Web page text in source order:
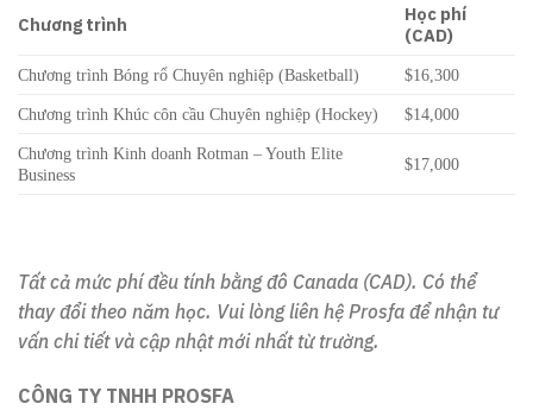
Chương trình
Học phí
(CAD)
Chương trình Bóng rổ Chuyên nghiệp (Basketball) $16,300
Chương trình Khúc côn cầu Chuyên nghiệp (Hockey) $14,000
Chương trình Kinh doanh Rotman – Youth Elite
Business
$17,000
Tất cả mức phí đều tính bằng đô Canada (CAD). Có thể
thay đổi theo năm học. Vui lòng liên hệ Prosfa để nhận tư
vấn chi tiết và cập nhật mới nhất từ trường.
CÔNG TY TNHH PROSFA